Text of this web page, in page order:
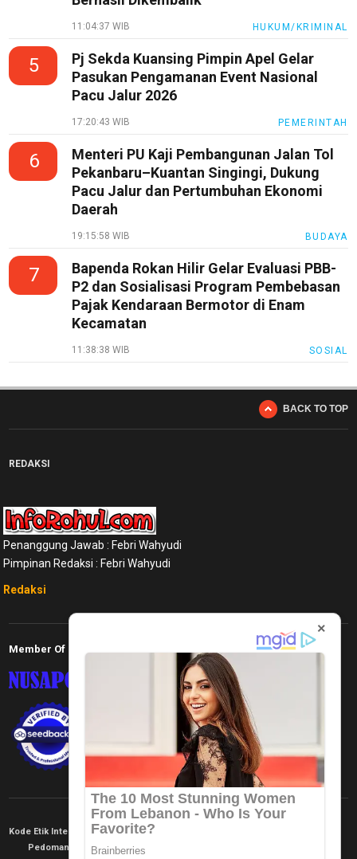
11:04:37 WIB HUKUM/KRIMINAL
5
Pj Sekda Kuansing Pimpin Apel Gelar
Pasukan Pengamanan Event Nasional
Pacu Jalur 2026
17:20:43 WIB PEMERINTAH
6
Menteri PU Kaji Pembangunan Jalan Tol
Pekanbaru–Kuantan Singingi, Dukung
Pacu Jalur dan Pertumbuhan Ekonomi
Daerah
19:15:58 WIB BUDAYA
7
Bapenda Rokan Hilir Gelar Evaluasi PBB-
P2 dan Sosialisasi Program Pembebasan
Pajak Kendaraan Bermotor di Enam
Kecamatan
11:38:38 WIB SOSIAL
BACK TO TOP
REDAKSI
Penanggung Jawab : Febri Wahyudi
Pimpinan Redaksi : Febri Wahyudi
Redaksi
Member Of
Kode Etik Internal KEJ Disclaimer
Pedoman Media Siber
Redaksi
×